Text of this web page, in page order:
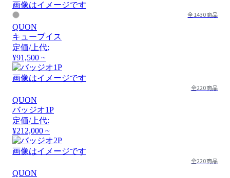
画像はイメージです
全1430商品
QUON
キューブイス
定価/上代:
¥91,500 ~
画像はイメージです
全220商品
QUON
バッジオ1P
定価/上代:
¥212,000 ~
画像はイメージです
全220商品
QUON